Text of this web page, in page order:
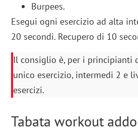
Burpees.
Esegui ogni esercizio ad alta
20 secondi. Recupero di 10
Il consiglio è, per i principianti
unico esercizio, intermedi 2 e
esercizi.
Tabata workout